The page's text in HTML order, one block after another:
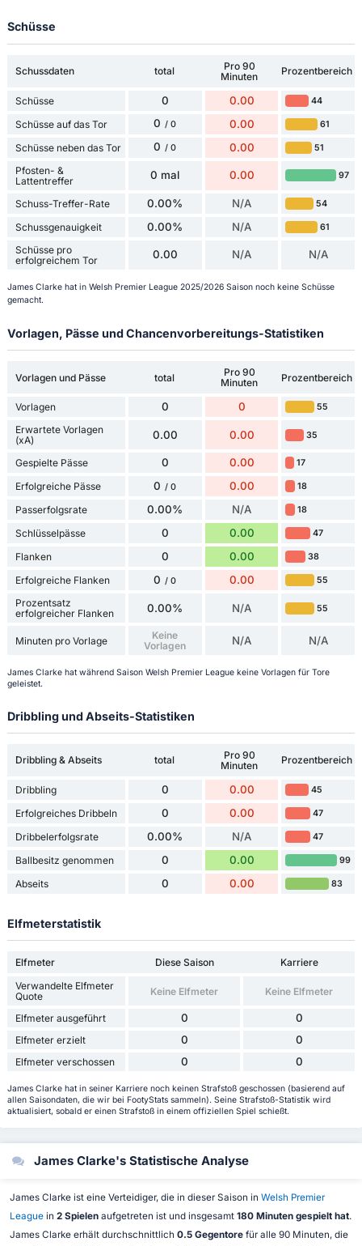
Schüsse
Schussdaten total
Pro 90
Minuten
Prozentbereich
Schüsse 0 0.00 44
Schüsse auf das Tor 0 / 0 0.00 61
Schüsse neben das Tor 0 / 0 0.00 51
Pfosten- &
Lattentreffer
0 mal 0.00 97
Schuss-Treffer-Rate 0.00% N/A 54
Schussgenauigkeit 0.00% N/A 61
Schüsse pro
erfolgreichem Tor
0.00 N/A N/A
James Clarke hat in Welsh Premier League 2025/2026 Saison noch keine Schüsse
gemacht.
Vorlagen, Pässe und Chancenvorbereitungs-Statistiken
Vorlagen und Pässe total
Pro 90
Minuten
Prozentbereich
Vorlagen 0 0 55
Erwartete Vorlagen
(xA)
0.00 0.00 35
Gespielte Pässe 0 0.00 17
Erfolgreiche Pässe 0 / 0 0.00 18
Passerfolgsrate 0.00% N/A 18
Schlüsselpässe 0 0.00 47
Flanken 0 0.00 38
Erfolgreiche Flanken 0 / 0 0.00 55
Prozentsatz
erfolgreicher Flanken
0.00% N/A 55
Minuten pro Vorlage
Keine
Vorlagen
N/A N/A
James Clarke hat während Saison Welsh Premier League keine Vorlagen für Tore
geleistet.
Dribbling und Abseits-Statistiken
Dribbling & Abseits total
Pro 90
Minuten
Prozentbereich
Dribbling 0 0.00 45
Erfolgreiches Dribbeln 0 0.00 47
Dribbelerfolgsrate 0.00% N/A 47
Ballbesitz genommen 0 0.00 99
Abseits 0 0.00 83
Elfmeterstatistik
Elfmeter Diese Saison
Karriere
Verwandelte Elfmeter
Quote
Keine Elfmeter Keine Elfmeter
Elfmeter ausgeführt 0 0
Elfmeter erzielt 0 0
Elfmeter verschossen 0 0
James Clarke hat in seiner Karriere noch keinen Strafstoß geschossen (basierend auf
allen Saisondaten, die wir bei FootyStats sammeln). Seine Strafstoß-Statistik wird
aktualisiert, sobald er einen Strafstoß in einem offiziellen Spiel schießt.
James Clarke's Statistische Analyse
James Clarke ist eine Verteidiger, die in dieser Saison in Welsh Premier
Leaguein 2 Spielenaufgetreten ist und insgesamt 180 Minuten gespielt hat.
James Clarke erhält durchschnittlich 0.5 Gegentorefür alle 90 Minuten, die